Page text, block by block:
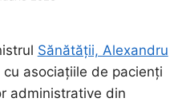
Sănătății, Alexandru
asociațiile de pacienți
administrative din